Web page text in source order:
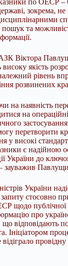
по ОЕСР –
зокрема, не
пошук та
Віктора
якість
рівень
розвинених
на наявність
на
перетворити
у високі
є надійною
України до
– зауважив
України
стосовно
щодо публічної
про
що відповідають
Ініціатором
провідну